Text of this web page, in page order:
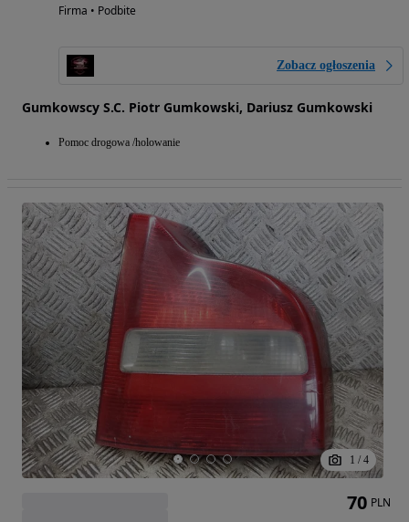
Firma • Podbite
Zobacz ogłoszenia
Gumkowscy S.C. Piotr Gumkowski, Dariusz Gumkowski
Pomoc drogowa /holowanie
1 / 4
70 PLN